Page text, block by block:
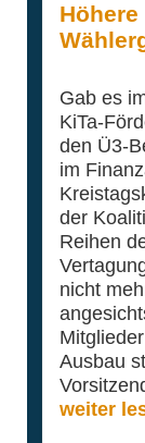
Gab es
KiTa-
den Ü3-
im
der
Reihen
nicht
Ausbau
weiter